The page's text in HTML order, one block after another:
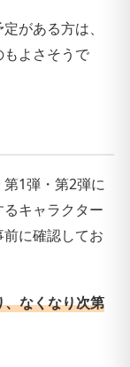
がある方は、
よさそうで
1弾・第2弾に
キャラクター
に確認してお
なくなり次第